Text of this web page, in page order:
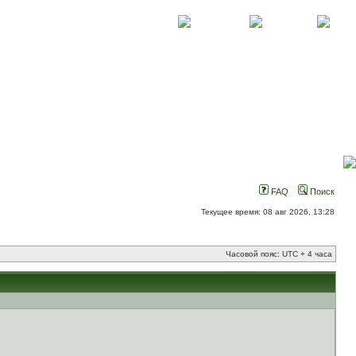
FAQ Поиск
Текущее время: 08 авг 2026, 13:28
Часовой пояс: UTC + 4 часа